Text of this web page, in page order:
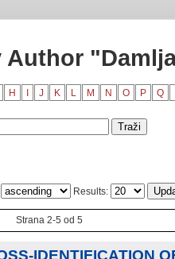
Author
H J K L M N O P Q
Results:
Strana 2-5 od 5
IDENTIFICATION